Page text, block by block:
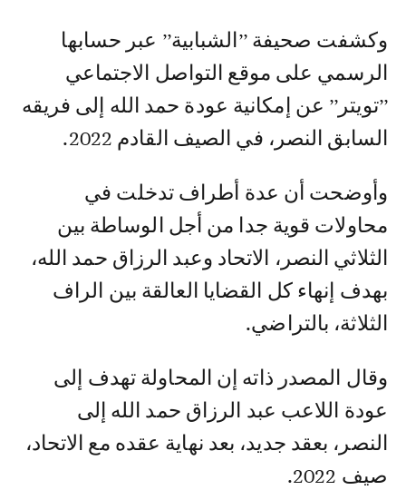
وكشفت صحيفة ’’الشبابية’’ عبر حسابها
الرسمي على موقع التواصل الاجتماعي
’’تويتر’’ عن إمكانية عودة حمد الله إلى فريقه
السابق النصر، في الصيف القادم 2022.
وأوضحت أن عدة أطراف تدخلت في
محاولات قوية جدا من أجل الوساطة بين
الثلاثي النصر، الاتحاد وعبد الرزاق حمد الله،
بهدف إنهاء كل القضايا العالقة بين الراف
الثلاثة، بالتراضي.
وقال المصدر ذاته إن المحاولة تهدف إلى
عودة اللاعب عبد الرزاق حمد الله إلى
النصر، بعقد جديد، بعد نهاية عقده مع الاتحاد،
صيف 2022.